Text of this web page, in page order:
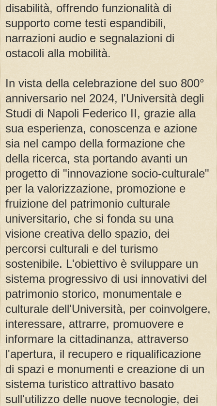
disabilità, offrendo funzionalità di
supporto come testi espandibili,
narrazioni audio e segnalazioni di
ostacoli alla mobilità.
In vista della celebrazione del suo 800°
anniversario nel 2024, l'Università degli
Studi di Napoli Federico II, grazie alla
sua esperienza, conoscenza e azione
sia nel campo della formazione che
della ricerca, sta portando avanti un
progetto di "innovazione socio-culturale"
per la valorizzazione, promozione e
fruizione del patrimonio culturale
universitario, che si fonda su una
visione creativa dello spazio, dei
percorsi culturali e del turismo
sostenibile. L'obiettivo è sviluppare un
sistema progressivo di usi innovativi del
patrimonio storico, monumentale e
culturale dell'Università, per coinvolgere,
interessare, attrarre, promuovere e
informare la cittadinanza, attraverso
l'apertura, il recupero e riqualificazione
di spazi e monumenti e creazione di un
sistema turistico attrattivo basato
sull'utilizzo delle nuove tecnologie, dei